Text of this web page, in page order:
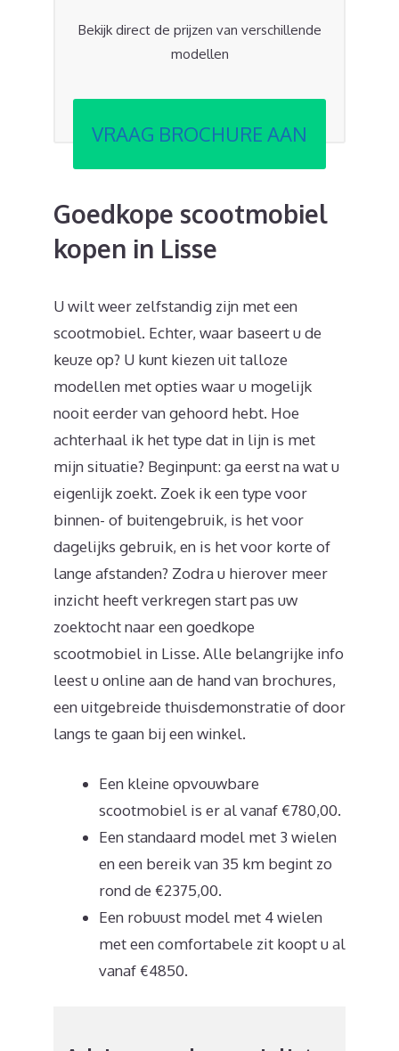
Bekijk direct de prijzen van verschillende
modellen
VRAAG BROCHURE AAN
Goedkope scootmobiel
kopen in Lisse
U wilt weer zelfstandig zijn met een
scootmobiel. Echter, waar baseert u de
keuze op? U kunt kiezen uit talloze
modellen met opties waar u mogelijk
nooit eerder van gehoord hebt. Hoe
achterhaal ik het type dat in lijn is met
mijn situatie? Beginpunt: ga eerst na wat u
eigenlijk zoekt. Zoek ik een type voor
binnen- of buitengebruik, is het voor
dagelijks gebruik, en is het voor korte of
lange afstanden? Zodra u hierover meer
inzicht heeft verkregen start pas uw
zoektocht naar een goedkope
scootmobiel in Lisse. Alle belangrijke info
leest u online aan de hand van brochures,
een uitgebreide thuisdemonstratie of door
langs te gaan bij een winkel.
Een kleine opvouwbare
scootmobiel is er al vanaf €780,00.
Een standaard model met 3 wielen
en een bereik van 35 km begint zo
rond de €2375,00.
Een robuust model met 4 wielen
met een comfortabele zit koopt u al
vanaf €4850.